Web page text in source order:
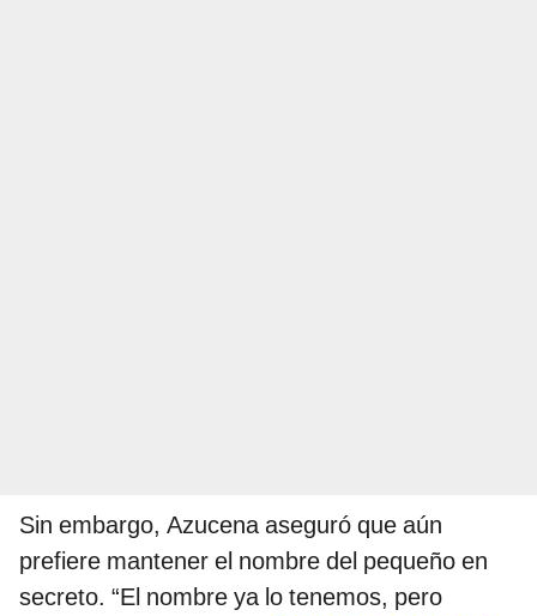
Sin embargo, Azucena aseguró que aún
prefiere mantener el nombre del pequeño en
secreto. “El nombre ya lo tenemos, pero